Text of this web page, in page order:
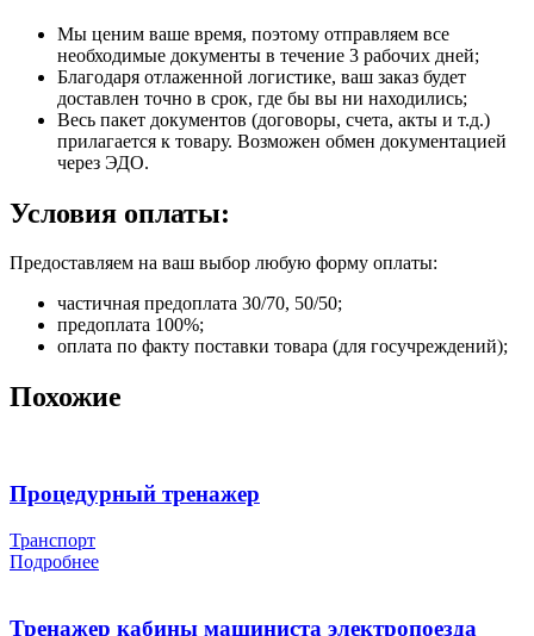
Мы ценим ваше время, поэтому отправляем все
необходимые документы в течение 3 рабочих дней;
Благодаря отлаженной логистике, ваш заказ будет
доставлен точно в срок, где бы вы ни находились;
Весь пакет документов (договоры, счета, акты и т.д.)
прилагается к товару. Возможен обмен документацией
через ЭДО.
Условия оплаты:
Предоставляем на ваш выбор любую форму оплаты:
частичная предоплата 30/70, 50/50;
предоплата 100%;
оплата по факту поставки товара (для госучреждений);
Похожие
Процедурный тренажер
Транспорт
Подробнее
Тренажер кабины машиниста электропоезда